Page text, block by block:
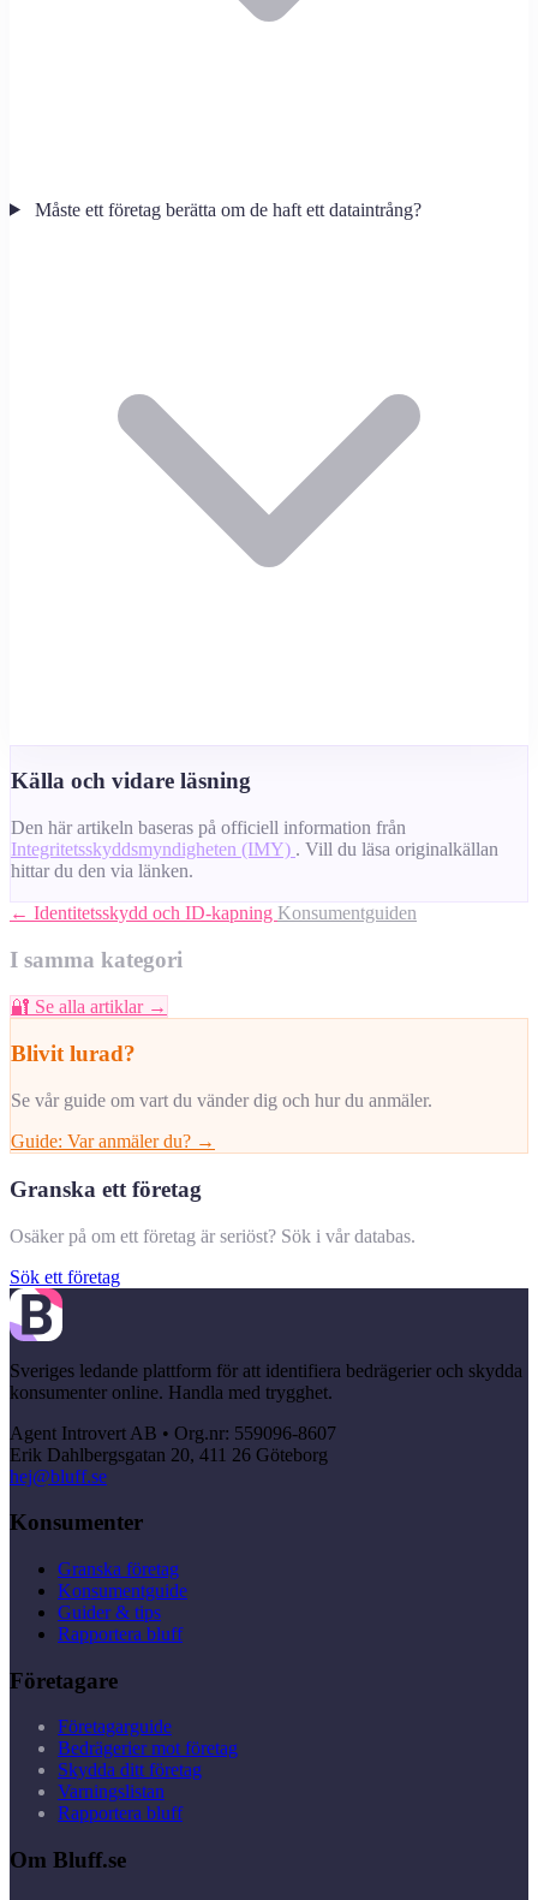
Måste ett företag berätta om de haft ett dataintrång?
Källa och vidare läsning
Den här artikeln baseras på officiell information från
Integritetsskyddsmyndigheten (IMY) . Vill du läsa originalkällan
hittar du den via länken.
← Identitetsskydd och ID-kapning Konsumentguiden
I samma kategori
🔐 Se alla artiklar →
Blivit lurad?
Se vår guide om vart du vänder dig och hur du anmäler.
Guide: Var anmäler du? →
Granska ett företag
Osäker på om ett företag är seriöst? Sök i vår databas.
Sök ett företag
Sveriges ledande plattform för att identifiera bedrägerier och skydda
konsumenter online. Handla med trygghet.
Agent Introvert AB • Org.nr: 559096-8607
Erik Dahlbergsgatan 20, 411 26 Göteborg
hej@bluff.se
Konsumenter
Granska företag
Konsumentguide
Guider & tips
Rapportera bluff
Företagare
Företagarguide
Bedrägerier mot företag
Skydda ditt företag
Varningslistan
Rapportera bluff
Om Bluff.se